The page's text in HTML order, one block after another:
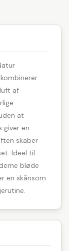
af
at
giver en
skaber
Ideel til
bløde
en skånsom